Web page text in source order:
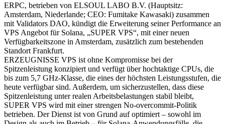
ERPC, betrieben von ELSOUL LABO B.V. (Hauptsitz:
Amsterdam, Niederlande; CEO: Fumitake Kawasaki) zusammen
mit Validators DAO, kündigt die Erweiterung seiner Performance an
VPS Angebot für Solana, „SUPER VPS“, mit einer neuen
Verfügbarkeitszone in Amsterdam, zusätzlich zum bestehenden
Standort Frankfurt.
ERZEUGNISSE VPS ist ohne Kompromisse bei der
Spitzenleistung konzipiert und verfügt über hochtaktige CPUs, die
bis zum 5,7 GHz-Klasse, die eines der höchsten Leistungsstufen, die
heute verfügbar sind. Außerdem, um sicherzustellen, dass diese
Spitzenleistung unter realen Arbeitsbelastungen stabil bleibt,
SUPER VPS wird mit einer strengen No-overcommit-Politik
betrieben. Der Dienst ist von Grund auf optimiert – sowohl im